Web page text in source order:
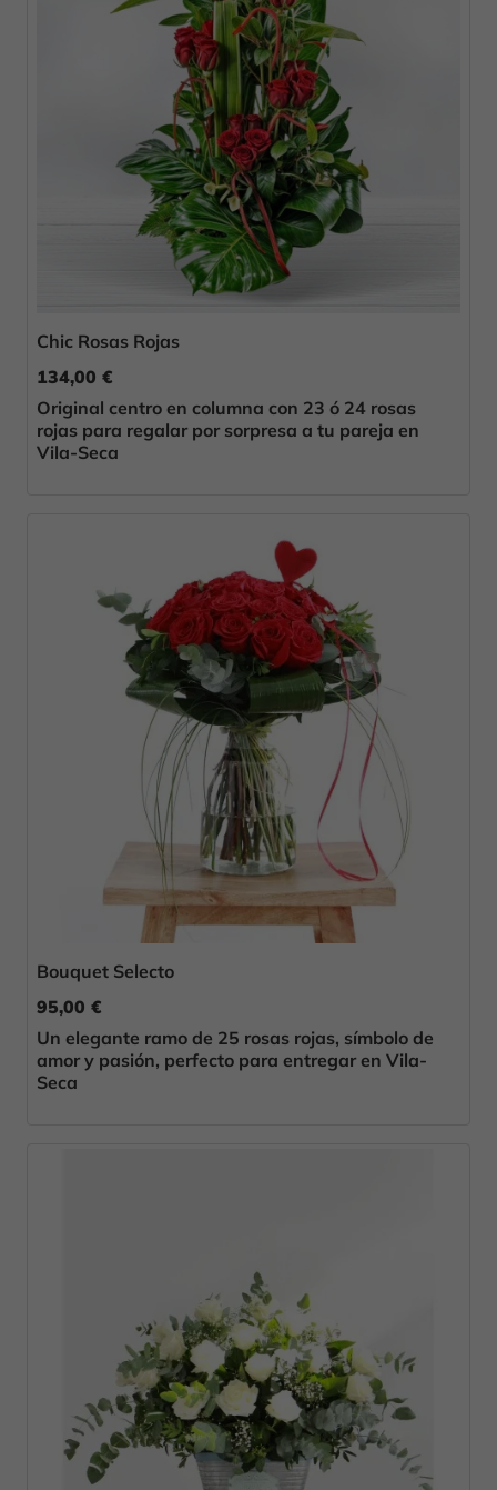
Chic Rosas Rojas
134,00 €
Original centro en columna con 23 ó 24 rosas
rojas para regalar por sorpresa a tu pareja en
Vila-Seca
Bouquet Selecto
95,00 €
Un elegante ramo de 25 rosas rojas, símbolo de
amor y pasión, perfecto para entregar en Vila-
Seca